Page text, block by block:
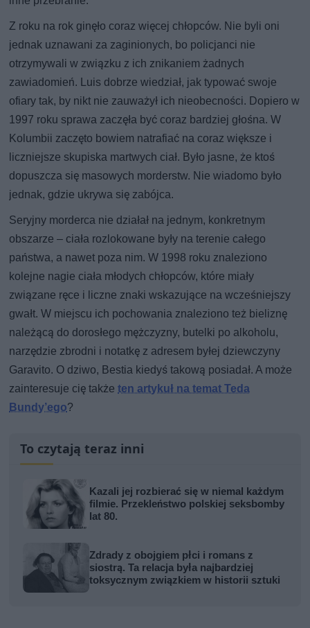
Z roku na rok ginęło coraz więcej chłopców. Nie byli oni
jednak uznawani za zaginionych, bo policjanci nie
otrzymywali w związku z ich znikaniem żadnych
zawiadomień. Luis dobrze wiedział, jak typować swoje
ofiary tak, by nikt nie zauważył ich nieobecności. Dopiero w
1997 roku sprawa zaczęła być coraz bardziej głośna. W
Kolumbii zaczęto bowiem natrafiać na coraz większe i
liczniejsze skupiska martwych ciał. Było jasne, że ktoś
dopuszcza się masowych morderstw. Nie wiadomo było
jednak, gdzie ukrywa się zabójca.
Seryjny morderca nie działał na jednym, konkretnym
obszarze – ciała rozlokowane były na terenie całego
państwa, a nawet poza nim. W 1998 roku znaleziono
kolejne nagie ciała młodych chłopców, które miały
związane ręce i liczne znaki wskazujące na wcześniejszy
gwałt. W miejscu ich pochowania znaleziono też bieliznę
należącą do dorosłego mężczyzny, butelki po alkoholu,
narzędzie zbrodni i notatkę z adresem byłej dziewczyny
Garavito. O dziwo, Bestia kiedyś takową posiadał. A może
zainteresuje cię takżeten artykuł na temat Teda
Bundy’ego?
To czytają teraz inni
Kazali jej rozbierać się w niemal każdym
filmie. Przekleństwo polskiej seksbomby
lat 80.
Zdrady z obojgiem płci i romans z
siostrą. Ta relacja była najbardziej
toksycznym związkiem w historii sztuki